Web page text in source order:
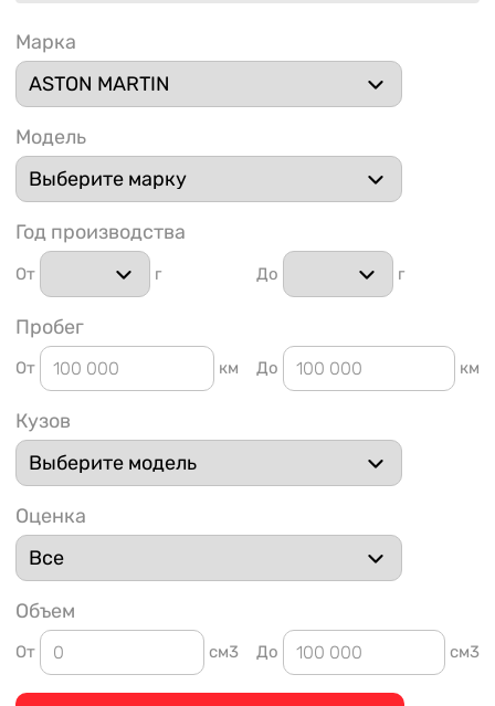
91
Марка
Модель
Год производства
От г До г
Пробег
От км До км
Кузов
Оценка
Объем
От см3 До см3